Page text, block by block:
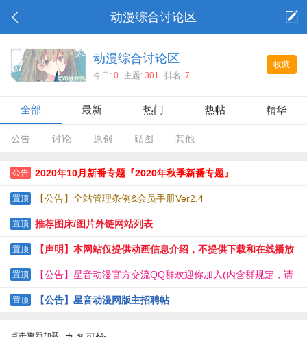
动漫综合讨论区
收藏
动漫综合讨论区
今日: 0 主题: 301 排名: 7
全部 最新 热门 热帖 精华
公告 讨论 原创 贴图 其他
公告 2020年10月新番专题『2020年秋季新番专题』
置顶 【公告】全站管理条例&会员手册Ver2.4
置顶 推荐图床/图片外链网站列表
置顶 【声明】本网站仅提供动画信息介绍，不提供下载和在线播放
服务。
置顶 【公告】星音动漫官方交流QQ群欢迎你加入(内含群规定，请
阅读后再申请)
置顶 【公告】星音动漫网版主招聘帖